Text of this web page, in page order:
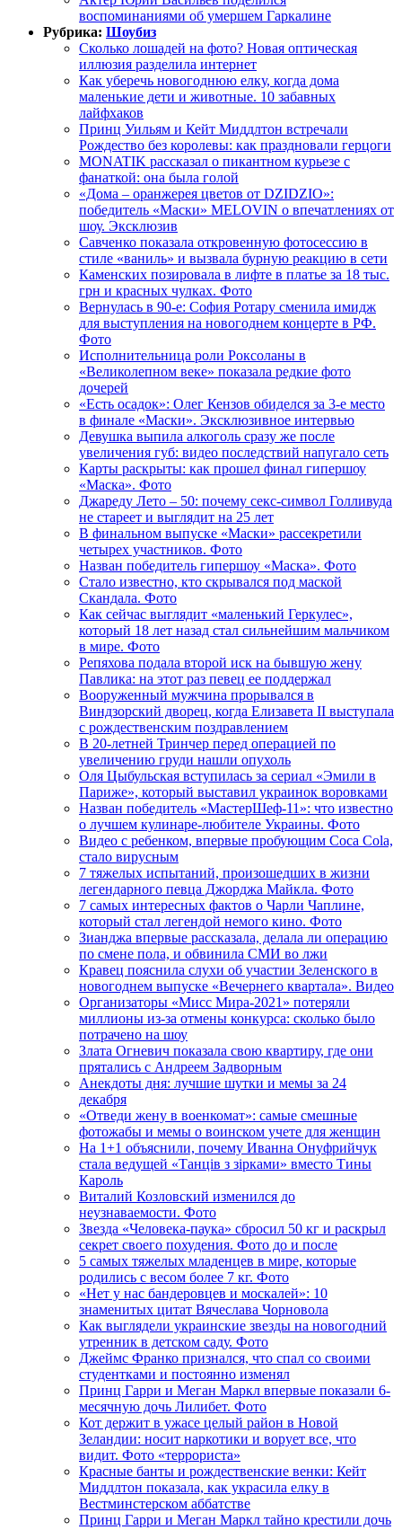
воспоминаниями об умершем Гаркалине
Рубрика: Шоубиз
Сколько лошадей на фото? Новая оптическая
иллюзия разделила интернет
Как уберечь новогоднюю елку, когда дома
маленькие дети и животные. 10 забавных
лайфхаков
Принц Уильям и Кейт Миддлтон встречали
Рождество без королевы: как праздновали герцоги
MONATIK рассказал о пикантном курьезе с
фанаткой: она была голой
«Дома – оранжерея цветов от DZIDZIO»:
победитель «Маски» MELOVIN о впечатлениях от
шоу. Эксклюзив
Савченко показала откровенную фотосессию в
стиле «ваниль» и вызвала бурную реакцию в сети
Каменских позировала в лифте в платье за 18 тыс.
грн и красных чулках. Фото
Вернулась в 90-е: София Ротару сменила имидж
для выступления на новогоднем концерте в РФ.
Фото
Исполнительница роли Роксоланы в
«Великолепном веке» показала редкие фото
дочерей
«Есть осадок»: Олег Кензов обиделся за 3-е место
в финале «Маски». Эксклюзивное интервью
Девушка выпила алкоголь сразу же после
увеличения губ: видео последствий напугало сеть
Карты раскрыты: как прошел финал гипершоу
«Маска». Фото
Джареду Лето – 50: почему секс-символ Голливуда
не стареет и выглядит на 25 лет
В финальном выпуске «Маски» рассекретили
четырех участников. Фото
Назван победитель гипершоу «Маска». Фото
Стало известно, кто скрывался под маской
Скандала. Фото
Как сейчас выглядит «маленький Геркулес»,
который 18 лет назад стал сильнейшим мальчиком
в мире. Фото
Репяхова подала второй иск на бывшую жену
Павлика: на этот раз певец ее поддержал
Вооруженный мужчина прорывался в
Виндзорский дворец, когда Елизавета ІІ выступала
с рождественским поздравлением
В 20-летней Тринчер перед операцией по
увеличению груди нашли опухоль
Оля Цыбульская вступилась за сериал «Эмили в
Париже», который выставил украинок воровками
Назван победитель «МастерШеф-11»: что известно
о лучшем кулинаре-любителе Украины. Фото
Видео с ребенком, впервые пробующим Coca Cola,
стало вирусным
7 тяжелых испытаний, произошедших в жизни
легендарного певца Джорджа Майкла. Фото
7 самых интересных фактов о Чарли Чаплине,
который стал легендой немого кино. Фото
Зианджа впервые рассказала, делала ли операцию
по смене пола, и обвинила СМИ во лжи
Кравец пояснила слухи об участии Зеленского в
новогоднем выпуске «Вечернего квартала». Видео
Организаторы «Мисс Мира-2021» потеряли
миллионы из-за отмены конкурса: сколько было
потрачено на шоу
Злата Огневич показала свою квартиру, где они
прятались с Андреем Задворным
Анекдоты дня: лучшие шутки и мемы за 24
декабря
«Отведи жену в военкомат»: самые смешные
фотожабы и мемы о воинском учете для женщин
На 1+1 объяснили, почему Иванна Онуфрийчук
стала ведущей «Танців з зірками» вместо Тины
Кароль
Виталий Козловский изменился до
неузнаваемости. Фото
Звезда «Человека-паука» сбросил 50 кг и раскрыл
секрет своего похудения. Фото до и после
5 самых тяжелых младенцев в мире, которые
родились с весом более 7 кг. Фото
«Нет у нас бандеровцев и москалей»: 10
знаменитых цитат Вячеслава Чорновола
Как выглядели украинские звезды на новогодний
утренник в детском саду. Фото
Джеймс Франко признался, что спал со своими
студентками и постоянно изменял
Принц Гарри и Меган Маркл впервые показали 6-
месячную дочь Лилибет. Фото
Кот держит в ужасе целый район в Новой
Зеландии: носит наркотики и ворует все, что
видит. Фото «террориста»
Красные банты и рождественские венки: Кейт
Миддлтон показала, как украсила елку в
Вестминстерском аббатстве
Принц Гарри и Меган Маркл тайно крестили дочь